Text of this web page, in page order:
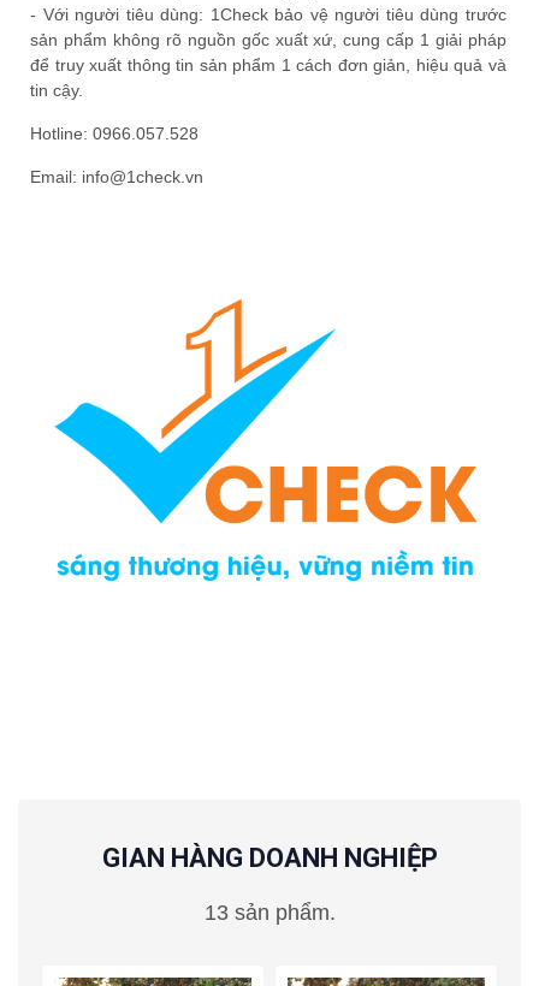
- Với người tiêu dùng: 1Check bảo vệ người tiêu dùng trước
sản phẩm không rõ nguồn gốc xuất xứ, cung cấp 1 giải pháp
để truy xuất thông tin sản phẩm 1 cách đơn giản, hiệu quả và
tin cậy.
Hotline: 0966.057.528
Email: info@1check.vn
GIAN HÀNG DOANH NGHIỆP
13 sản phẩm.